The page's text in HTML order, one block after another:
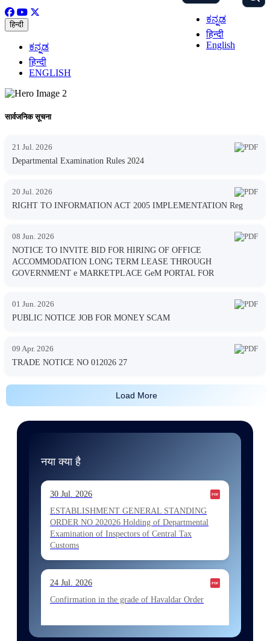
ಕನ್ನಡ
हिन्दी
English
हिन्दी
ಕನ್ನಡ
हिन्दी
ENGLISH
सार्वजनिक सूचना
21 Jul. 2026
Departmental Examination Rules 2024
20 Jul. 2026
RIGHT TO INFORMATION ACT 2005 IMPLEMENTATION Reg
08 Jun. 2026
NOTICE TO INVITE BID FOR HIRING OF OFFICE
ACCOMMODATION LONG TERM LEASE THROUGH
GOVERNMENT e MARKETPLACE GeM PORTAL FOR
01 Jun. 2026
PUBLIC NOTICE JOB FOR MONEY SCAM
09 Apr. 2026
TRADE NOTICE NO 012026 27
Load More
नया क्या है
30 Jul. 2026
ESTABLISHMENT GENERAL STANDING
ORDER NO 202026 Holding of Departmental
Examination of Inspectors of Central Tax
Customs
24 Jul. 2026
Confirmation in the grade of Havaldar Order